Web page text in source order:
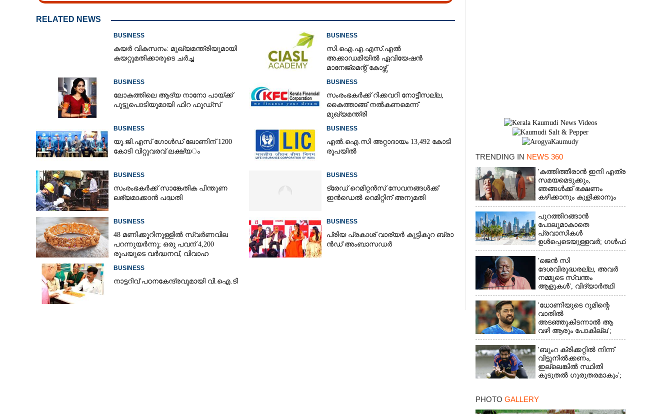
RELATED NEWS
BUSINESS
കയർ വികസനം: മുഖ്യമന്ത്രിയുമായി
കയറ്റുമതിക്കാരുടെ ചർച്ച
BUSINESS
സി.ഐ.എ.എസ്.എൽ
അക്കാഡമിയിൽ ഏവിയേഷൻ
മാനേജ്മെന്റ് കോഴ്സ്
BUSINESS
ലോകത്തിലെ ആദ്യ നാനോ പായ്ക്ക്
പുട്ടുപൊടിയുമായി ഫിറ ഫുഡ്‌സ്
BUSINESS
സംരംഭകർക്ക് റിക്കവറി നോട്ടീസല്ല,
കൈത്താങ്ങ് നൽകണമെന്ന്
മുഖ്യമന്ത്രി
BUSINESS
യു.​ജി.​എ​സ് ​ഗോ​ൾ​ഡ് ​ലോണിന് 1200​ ​
കോ​ടി​ ​വി​റ്റു​വ​ര​വ് ​ല​ക്ഷ്യ​ം
BUSINESS
എൽ.ഐ.സി അറ്റാദായം 13,492 കോടി
രൂപയിൽ
BUSINESS
സംരംഭകർക്ക് സാങ്കേതിക പിന്തുണ
ലഭ്യമാക്കാൻ പദ്ധതി
BUSINESS
ട്രേഡ് റെമിറ്റൻസ് സേവനങ്ങൾക്ക്
ഇൻഡെൽ റെമിറ്റിന് അനുമതി
BUSINESS
48 മണിക്കൂറിനുള്ളിൽ സ്വർണവില
പറന്നുയർന്നു; ഒരു പവന് 4,200
രൂപയുടെ വർദ്ധനവ്, വിവാഹ
BUSINESS
പ്രി​യ​ ​പ്ര​കാ​ശ് ​വാ​ര്യർ കു​ട്ടി​കൂ​റ​ ​ ബ്രാ​
ൻ​ഡ് ​അം​ബാ​സ​ഡ​ർ
BUSINESS
നാ​ട്ട​റി​വ് ​പ​ഠ​ന​കേ​ന്ദ്ര​വു​മാ​യി​ ​വി.​ഐ.​ടി
TRENDING IN NEWS 360
'കത്തിത്തീരാൻ ഇനി എത്ര
സമയമെടുക്കും,
ഞങ്ങൾക്ക് ഭക്ഷണം
കഴിക്കാനും കുളിക്കാനും
ഉള്ളതാണ്': അച്ഛന്റെ
സംസ്കാരചടങ്ങിനിടെ
മക്കൾ
പുറത്തിറങ്ങാൻ
പോലുമാകാതെ
പ്രവാസികൾ
ഉൾപ്പെടെയുള്ളവർ; ഗൾഫ്
രാജ്യത്ത് സ്ഥിതി രൂക്ഷം
'ജെൻ സി
ദേശവിരുദ്ധരല്ല, അവർ
നമ്മുടെ സ്വന്തം
ആളുകൾ', വിദ്യാർത്ഥി
പ്രക്ഷോഭത്തെ പിന്തുണച്ച്
ആർഎസ്‌എസ് മേധാവി
'ധോണിയുടെ റൂമിന്റെ
വാതിൽ
അടഞ്ഞുകിടന്നാൽ ആ
വഴി ആരും പോകില്ല';
കാരണം വെളിപ്പെടുത്തി
മുൻ താരം
'ബുംറ ക്രിക്കറ്റിൽ നിന്ന്
വിട്ടുനിൽക്കണം,
ഇല്ലെങ്കിൽ സ്ഥിതി
കൂടുതൽ ഗുരുതരമാകും';
PHOTO GALLERY
×